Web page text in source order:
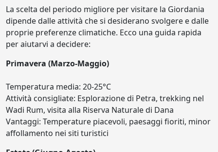
La scelta del periodo migliore per visitare la Giordania
dipende dalle attività che si desiderano svolgere e dalle
proprie preferenze climatiche. Ecco una guida rapida
per aiutarvi a decidere:
Primavera (Marzo-Maggio)
Temperatura media: 20-25°C
Attività consigliate: Esplorazione di Petra, trekking nel
Wadi Rum, visita alla Riserva Naturale di Dana
Vantaggi: Temperature piacevoli, paesaggi fioriti, minor
affollamento nei siti turistici